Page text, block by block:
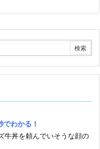
でわかる！
牛丼を頼んでいそうな顔の